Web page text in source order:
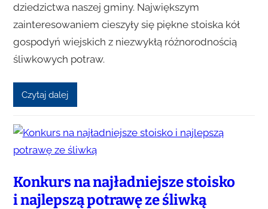
dziedzictwa naszej gminy. Największym
zainteresowaniem cieszyły się piękne stoiska kół
gospodyń wiejskich z niezwykłą różnorodnością
śliwkowych potraw.
Czytaj dalej
Konkurs na najładniejsze stoisko
i najlepszą potrawę ze śliwką